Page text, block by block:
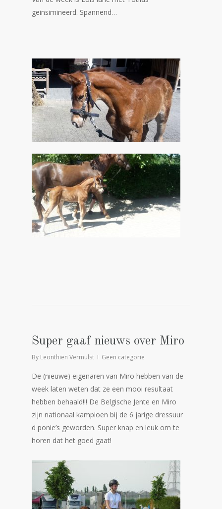
geinsimineerd. Spannend…
Super gaaf nieuws over Miro
By Leonthien Vermulst Geen categorie
De (nieuwe) eigenaren van Miro hebben van de
week laten weten dat ze een mooi resultaat
hebben behaald!!! De Belgische Jente en Miro
zijn nationaal kampioen bij de 6 jarige dressuur
d ponie’s geworden. Super knap en leuk om te
horen dat het goed gaat!